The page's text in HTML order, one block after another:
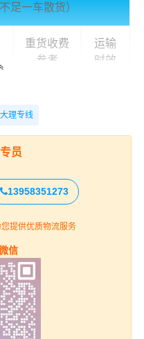
足一车散货）
重货收费
参考
运输
时效
区、官渡区、西山
石林县、嵩明县、禄劝
安宁（详细提货位置请
大理专线
员
13958351273
提供优质物流服务
信